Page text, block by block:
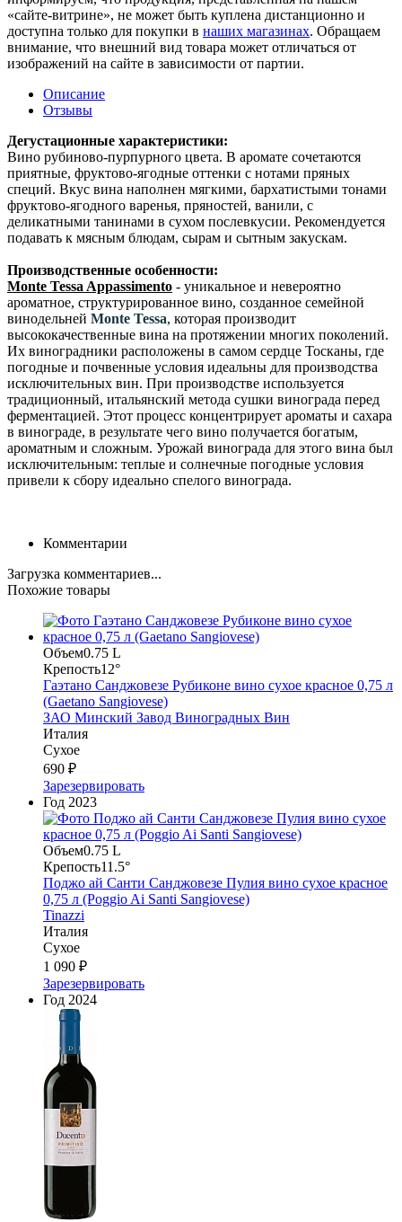
«сайте-витрине», не может быть куплена дистанционно и
доступна только для покупки в наших магазинах. Обращаем
внимание, что внешний вид товара может отличаться от
изображений на сайте в зависимости от партии.
Описание
Отзывы
Дегустационные характеристики:
Вино рубиново-пурпурного цвета. В аромате сочетаются
приятные, фруктово-ягодные оттенки с нотами пряных
специй. Вкус вина наполнен мягкими, бархатистыми тонами
фруктово-ягодного варенья, пряностей, ванили, с
деликатными танинами в сухом послевкусии. Рекомендуется
подавать к мясным блюдам, сырам и сытным закускам.
Производственные особенности:
Monte Tessa Appassimento - уникальное и невероятно
ароматное, структурированное вино, созданное семейной
винодельней Monte Tessa, которая производит
высококачественные вина на протяжении многих поколений.
Их виноградники расположены в самом сердце Тосканы, где
погодные и почвенные условия идеальны для производства
исключительных вин. При производстве используется
традиционный, итальянский метода сушки винограда перед
ферментацией. Этот процесс концентрирует ароматы и сахара
в винограде, в результате чего вино получается богатым,
ароматным и сложным. Урожай винограда для этого вина был
исключительным: теплые и солнечные погодные условия
привели к сбору идеально спелого винограда.
Комментарии
Загрузка комментариев...
Похожие товары
Объем0.75 L
Крепость12°
Гаэтано Санджовезе Рубиконе вино сухое красное 0,75 л
(Gaetano Sangiovese)
ЗАО Минский Завод Виноградных Вин
Италия
Сухое
690 ₽
Зарезервировать
Год 2023
Объем0.75 L
Крепость11.5°
Поджо ай Санти Санджовезе Пулия вино сухое красное
0,75 л (Poggio Ai Santi Sangiovese)
Tinazzi
Италия
Сухое
1 090 ₽
Зарезервировать
Год 2024